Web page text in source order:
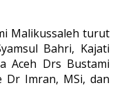
Malikussaleh turut
Bahri, Kajati
Aceh Drs Bustami
Dr Imran, MSi, dan